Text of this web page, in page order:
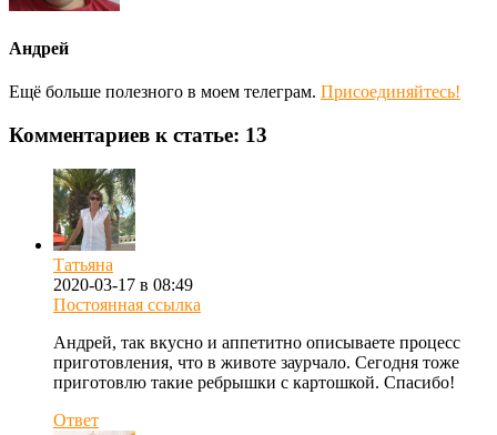
Андрей
Ещё больше полезного в моем телеграм. Присоединяйтесь!
Комментариев к статье: 13
Татьяна
2020-03-17 в 08:49
Постоянная ссылка
Андрей, так вкусно и аппетитно описываете процесс
приготовления, что в животе заурчало. Сегодня тоже
приготовлю такие ребрышки с картошкой. Спасибо!
Ответ